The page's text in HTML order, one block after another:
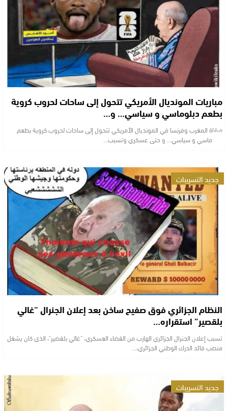
مباريات المونديال الأمريكي تتحول إلى ساحات لحروب كروية
بطعم دبلوماسي و سياسي… و…
مباراة المغرب وفرنسا في المونديال الأمريكي تتحول إلى ساحات لحروب كروية بطعم
دبلوماسي و سياسي... و حتى عسكري وتسبب…
جديد التسريبات
النظام الجزائري فوق صفيح ساخن بعد إعلان الجنرال “غالي
بلقصير” استقراره…
تسبب إعلان الجنرال الجزائري الهارب من القضاء العسكري، "غالي بلقصير"، الذي كان يشغل
منصب قائد الدرك الوطني الجزائري،…
جديد التسريبات